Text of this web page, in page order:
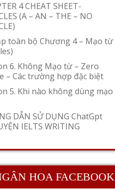
4 CHEAT SHEET-
(A – AN – THE – NO
toàn bộ Chương 4 – Mạo từ
6. Không Mạo từ – Zero
– Các trường hợp đặc biệt
5. Khi nào không dùng mạo
DẪN SỬ DỤNG ChatGpt
IELTS WRITING
HOA FACEBOOK